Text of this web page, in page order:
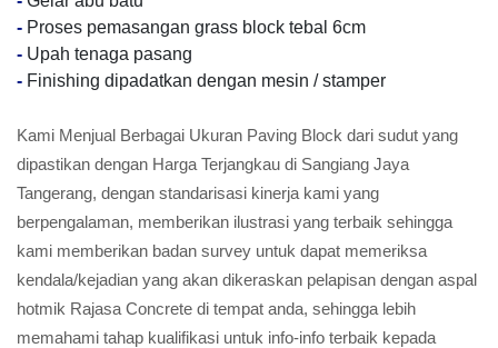
- Proses pemasangan grass block tebal 6cm
- Upah tenaga pasang
- Finishing dipadatkan dengan mesin / stamper
Kami Menjual Berbagai Ukuran Paving Block dari sudut yang
dipastikan dengan Harga Terjangkau di Sangiang Jaya
Tangerang, dengan standarisasi kinerja kami yang
berpengalaman, memberikan ilustrasi yang terbaik sehingga
kami memberikan badan survey untuk dapat memeriksa
kendala/kejadian yang akan dikeraskan pelapisan dengan aspal
hotmik Rajasa Concrete di tempat anda, sehingga lebih
memahami tahap kualifikasi untuk info-info terbaik kepada